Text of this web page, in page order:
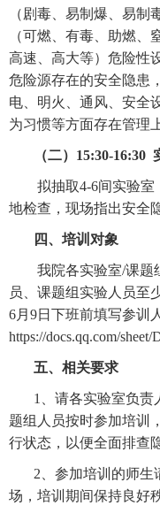
（剧毒、易制爆、易制
（可燃、有毒、助燃、
高速、高大等）危险性
危险源存在的安全隐患
电、明火、通风、安全
为习惯等方面存在管理
（二） 15:30-16:30
拟抽取4-6间实验室
地检查，现场指出安全
四、培训对象
我院各实验室/课题
员、课题组实验人员至
6月9日下班前填写参训
https://docs.qq.com/
五、相关要求
1、请各实验室负
题组人员按时参加培训
行状态，以便全面排查
2、参加培训的师生
场，培训期间保持良好